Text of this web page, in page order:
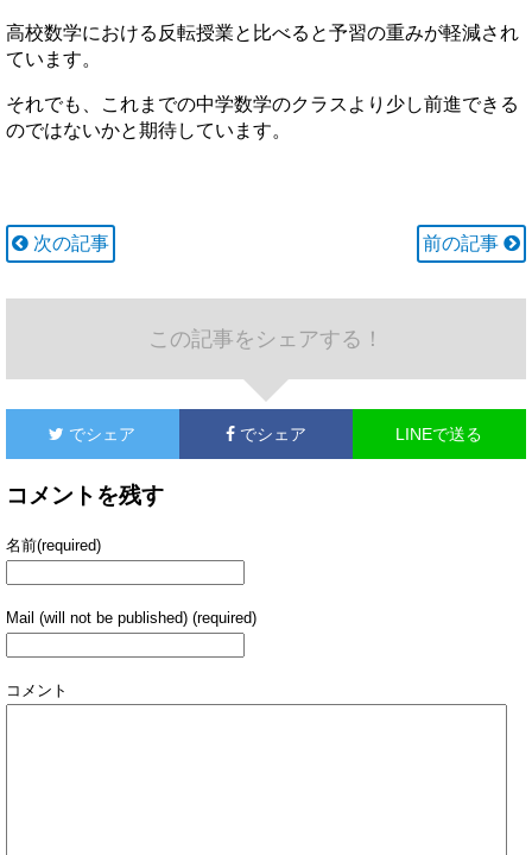
高校数学における反転授業と比べると予習の重みが軽減され
ています。
それでも、これまでの中学数学のクラスより少し前進できる
のではないかと期待しています。
次の記事 前の記事
この記事をシェアする！
でシェア でシェア LINEで送る
コメントを残す
名前(required)
Mail (will not be published) (required)
コメント